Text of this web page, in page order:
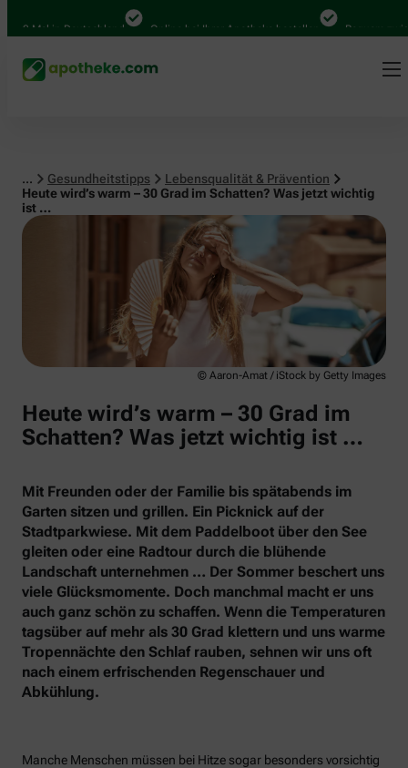
Mal in Deutschland Online bei Ihrer Apotheke bestellen Bequem
... Gesundheitstipps
Lebensqualität & Prävention
Heute wird’s warm – 30 Grad im Schatten? Was jetzt wichtig
ist …
Lebensqualität & Prävention
© Aaron-Amat / iStock by Getty Images
Heute wird’s warm – 30 Grad im
Schatten? Was jetzt wichtig ist …
Mit Freunden oder der Familie bis spätabends im
Garten sitzen und grillen. Ein Picknick auf der
Stadtparkwiese. Mit dem Paddelboot über den See
gleiten oder eine Radtour durch die blühende
Landschaft unternehmen … Der Sommer beschert uns
viele Glücksmomente. Doch manchmal macht er uns
auch ganz schön zu schaffen. Wenn die Temperaturen
tagsüber auf mehr als 30 Grad klettern und uns warme
Tropennächte den Schlaf rauben, sehnen wir uns oft
nach einem erfrischenden Regenschauer und
Abkühlung.
Manche Menschen müssen bei Hitze sogar besonders vorsichtig